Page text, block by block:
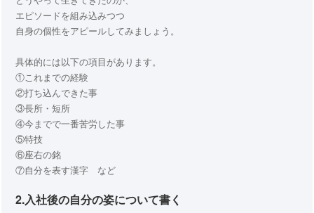
エピソードを組み込みつつ
自身の個性をアピールしてみましょう。
具体的には以下の項目があります。
①これまでの経験
②打ち込んできた事
③長所・短所
④今までで一番苦労した事
⑤特技
⑥座右の銘
⑦自分を表す漢字 など
2.入社後の自分の姿について書く